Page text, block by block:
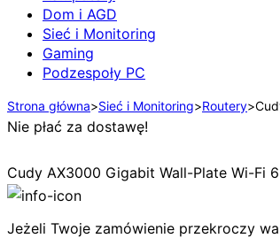
Dom i AGD
Sieć i Monitoring
Gaming
Podzespoły PC
Strona główna>Sieć i Monitoring>Routery>
Nie płać za dostawę!
Cudy AX3000 Gigabit Wall-Plate Wi-Fi
Jeżeli Twoje zamówienie przekroczy